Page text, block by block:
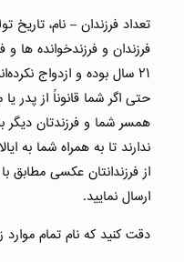
تعداد فرزندان – نام،
فرزندان و فرزندخوانده ها
٢١ سال بوده و ازدواج
حتی اگر شما قانوناً از پدر
همسر شما و فرزندتان دیگر
ندارند تا به همراه شما به
از فرزندانتان عکسی
ارسال نمایید.
دقت کنید که نام تمام موارد